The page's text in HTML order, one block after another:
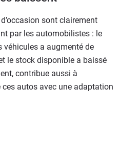
sont clairement
par les automobilistes : le
véhicules a augmenté de
le stock disponible a baissé
contribue aussi à
autos avec une adaptation